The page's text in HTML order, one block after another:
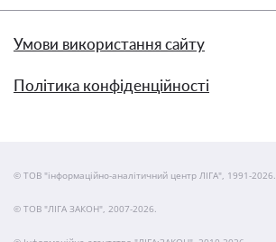
Умови використання сайту
Політика конфіденційності
© ТОВ "інформаційно-аналітичний центр ЛІГА", 1991-2026.
© ТОВ "ЛІГА ЗАКОН", 2007-2026.